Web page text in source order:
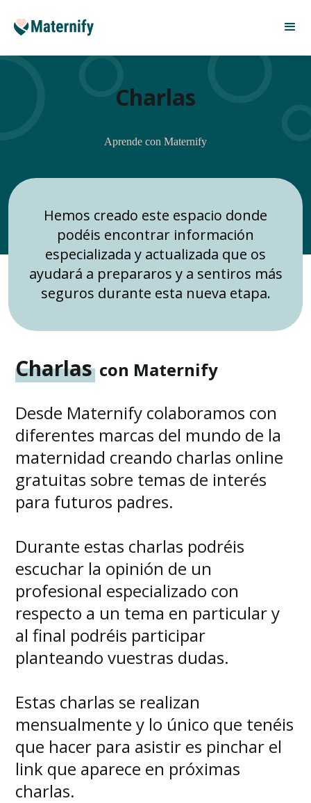
Charlas
Aprende con Maternify
Hemos creado este espacio donde
podéis encontrar información
especializada y actualizada que os
ayudará a prepararos y a sentiros más
seguros durante esta nueva etapa.
Charlas con Maternify
Desde Maternify colaboramos con
diferentes marcas del mundo de la
maternidad creando charlas online
gratuitas sobre temas de interés
para futuros padres.
Durante estas charlas podréis
escuchar la opinión de un
profesional especializado con
respecto a un tema en particular y
al final podréis participar
planteando vuestras dudas.
Estas charlas se realizan
mensualmente y lo único que tenéis
que hacer para asistir es pinchar el
link que aparece en próximas
charlas.